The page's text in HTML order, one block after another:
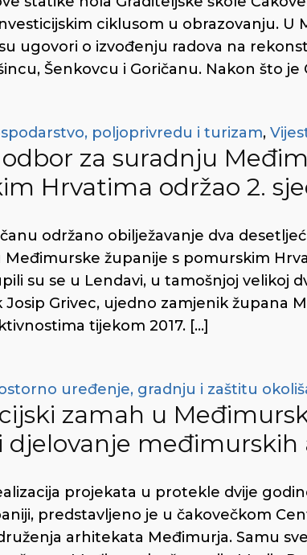
ciklusom u obrazovanju. U
ugovori o izvođenju radova na
Šenkovcu i Goričanu. Nakon što je
poljoprivredu i turizam,
za suradnju
Hrvatima održao 2.
održano obilježavanje dva
Međimurske županije s pomurskim
su se u Lendavi, u tamošnjoj velikoj
Grivec, ujedno zamjenik župana
tijekom 2017. […]
uređenje, gradnju i zaštitu
zamah u
djelovanje međimurskih
projekata u protekle dvije
predstavljeno je u čakovečkom
arhitekata Međimurja. Samu